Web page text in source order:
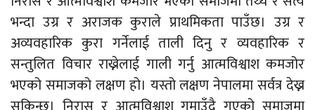
भन्दा उग्र र अराजक कुराले प्राथमिकता पाउँछ। उग्र र
अव्यवहारिक कुरा गर्नेलाई ताली दिनु र व्यवहारिक र
सन्तुलित विचार राख्नेलाई गाली गर्नु आत्मविश्वाश कमजोर
भएको समाजको लक्षण हो। यस्तो लक्षण नेपालमा सर्वत्र देख्न